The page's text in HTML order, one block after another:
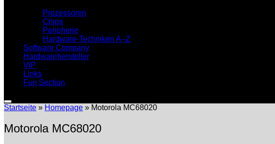
Prozessoren
Chips
Peripherie
Hardware-Techniken A–Z
Software Company
Hardwarehersteller
VIP
Links
Fun Section
Startseite » Homepage » Motorola MC68020
Motorola MC68020